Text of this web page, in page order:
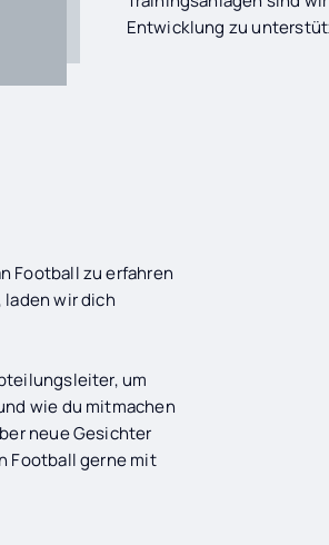
Entwicklung zu
Football zu erfahren
wir dich
um
wie du mitmachen
neue Gesichter
Football gerne mit